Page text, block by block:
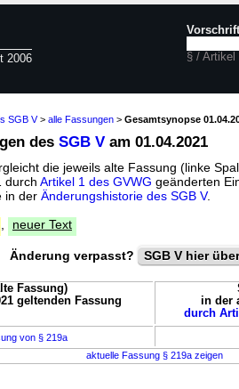
2006 § / Artikel
SGB V> alle Fassungen > Gesamtsynopse
des SGB V am 01.04.2021
die jeweils alte Fassung (linke
durch Artikel 1 des GVWG geänderten
in der Änderungshistorie des SGB V.
neuer Text
Änderung verpasst? SGB V hier
Fassung)
geltenden Fassung
in der
durch
von § 219a
aktuelle Fassung § 219a zeigen